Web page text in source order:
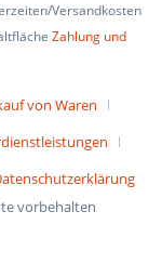
Versandkosten
Zahlung und
von Waren
vorbehalten